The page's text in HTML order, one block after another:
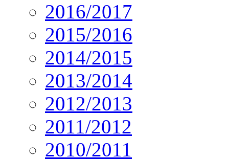
2016/2017
2015/2016
2014/2015
2013/2014
2012/2013
2011/2012
2010/2011